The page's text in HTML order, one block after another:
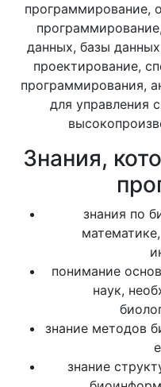
программирование,
данных, базы
проектирование,
программирования,
для управления
Знания,
знания по
понимание
наук,
знание методов
знание